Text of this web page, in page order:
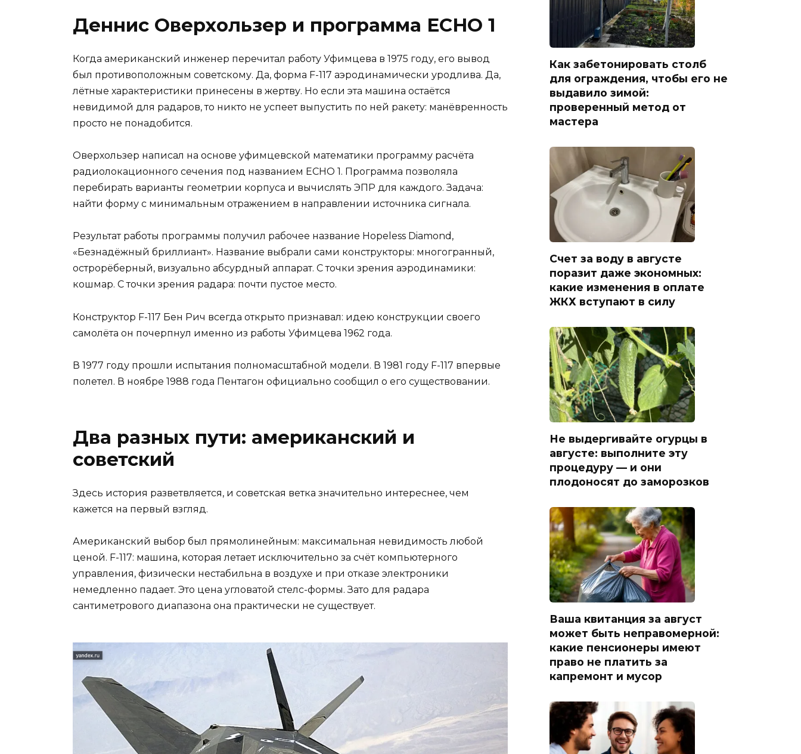
Деннис Оверхользер и программа ECHO 1
Когда американский инженер перечитал работу Уфимцева в 1975 году, его вывод
был противоположным советскому. Да, форма F-117 аэродинамически уродлива. Да,
лётные характеристики принесены в жертву. Но если эта машина остаётся
невидимой для радаров, то никто не успеет выпустить по ней ракету: манёвренность
просто не понадобится.
Оверхользер написал на основе уфимцевской математики программу расчёта
радиолокационного сечения под названием ECHO 1. Программа позволяла
перебирать варианты геометрии корпуса и вычислять ЭПР для каждого. Задача:
найти форму с минимальным отражением в направлении источника сигнала.
Результат работы программы получил рабочее название Hopeless Diamond,
«Безнадёжный бриллиант». Название выбрали сами конструкторы: многогранный,
острорёберный, визуально абсурдный аппарат. С точки зрения аэродинамики:
кошмар. С точки зрения радара: почти пустое место.
Конструктор F-117 Бен Рич всегда открыто признавал: идею конструкции своего
самолёта он почерпнул именно из работы Уфимцева 1962 года.
В 1977 году прошли испытания полномасштабной модели. В 1981 году F-117 впервые
полетел. В ноябре 1988 года Пентагон официально сообщил о его существовании.
Два разных пути: американский и
советский
Здесь история разветвляется, и советская ветка значительно интереснее, чем
кажется на первый взгляд.
Американский выбор был прямолинейным: максимальная невидимость любой
ценой. F-117: машина, которая летает исключительно за счёт компьютерного
управления, физически нестабильна в воздухе и при отказе электроники
немедленно падает. Это цена угловатой стелс-формы. Зато для радара
сантиметрового диапазона она практически не существует.
Как забетонировать столб
для ограждения, чтобы его не
выдавило зимой:
проверенный метод от
мастера
Счет за воду в августе
поразит даже экономных:
какие изменения в оплате
ЖКХ вступают в силу
Не выдергивайте огурцы в
августе: выполните эту
процедуру — и они
плодоносят до заморозков
Ваша квитанция за август
может быть неправомерной:
какие пенсионеры имеют
право не платить за
капремонт и мусор